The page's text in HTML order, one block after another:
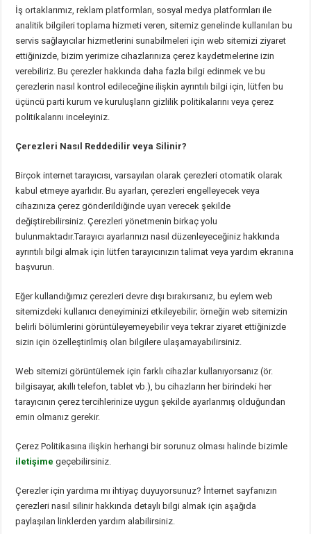
İş ortaklarımız, reklam platformları, sosyal medya platformları ile
analitik bilgileri toplama hizmeti veren, sitemiz genelinde kullanılan bu
servis sağlayıcılar hizmetlerini sunabilmeleri için web sitemizi ziyaret
ettiğinizde, bizim yerimize cihazlarınıza çerez kaydetmelerine izin
verebiliriz. Bu çerezler hakkında daha fazla bilgi edinmek ve bu
çerezlerin nasıl kontrol edileceğine ilişkin ayrıntılı bilgi için, lütfen bu
üçüncü parti kurum ve kuruluşların gizlilik politikalarını veya çerez
politikalarını inceleyiniz.
Çerezleri Nasıl Reddedilir veya Silinir?
Birçok internet tarayıcısı, varsayılan olarak çerezleri otomatik olarak
kabul etmeye ayarlıdır. Bu ayarları, çerezleri engelleyecek veya
cihazınıza çerez gönderildiğinde uyarı verecek şekilde
değiştirebilirsiniz. Çerezleri yönetmenin birkaç yolu
bulunmaktadır.Tarayıcı ayarlarınızı nasıl düzenleyeceğiniz hakkında
ayrıntılı bilgi almak için lütfen tarayıcınızın talimat veya yardım ekranına
başvurun.
Eğer kullandığımız çerezleri devre dışı bırakırsanız, bu eylem web
sitemizdeki kullanıcı deneyiminizi etkileyebilir; örneğin web sitemizin
belirli bölümlerini görüntüleyemeyebilir veya tekrar ziyaret ettiğinizde
sizin için özelleştirilmiş olan bilgilere ulaşamayabilirsiniz.
Web sitemizi görüntülemek için farklı cihazlar kullanıyorsanız (ör.
bilgisayar, akıllı telefon, tablet vb.), bu cihazların her birindeki her
tarayıcının çerez tercihlerinize uygun şekilde ayarlanmış olduğundan
emin olmanız gerekir.
Çerez Politikasına ilişkin herhangi bir sorunuz olması halinde bizimle
iletişime geçebilirsiniz.
Çerezler için yardıma mı ihtiyaç duyuyorsunuz? İnternet sayfanızın
çerezleri nasıl silinir hakkında detaylı bilgi almak için aşağıda
paylaşılan linklerden yardım alabilirsiniz.